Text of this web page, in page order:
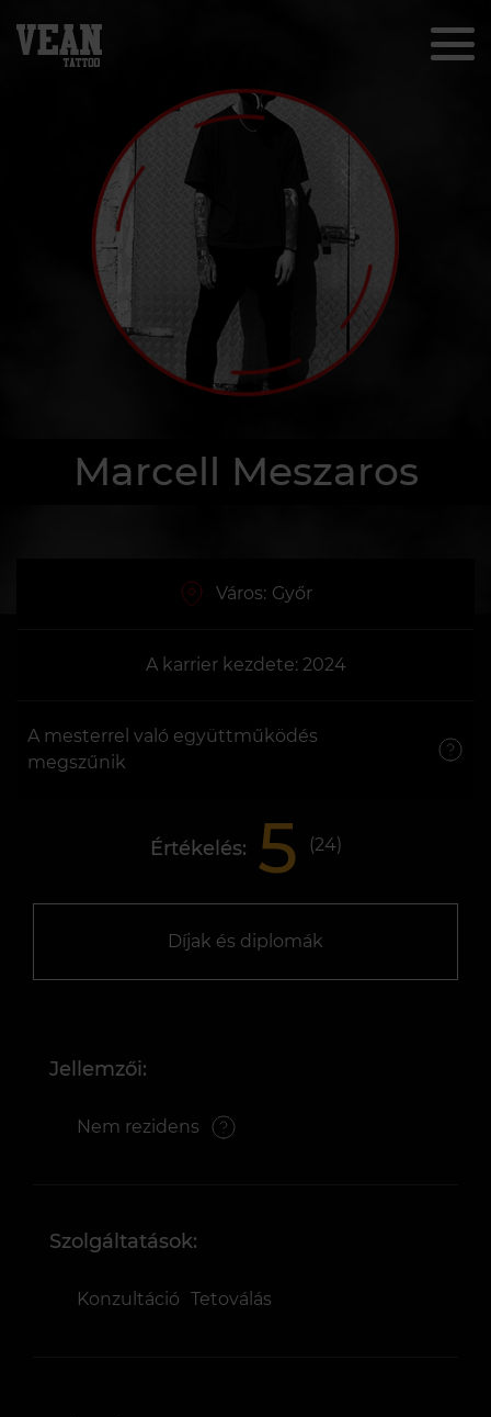
Marcell Meszaros
Város: Győr
A karrier kezdete: 2024
A mesterrel való együttműködés
megszűnik
Értékelés: 5 (24)
Díjak és diplomák
Jellemzői:
Nem rezidens
Szolgáltatások:
Konzultáció Tetoválás